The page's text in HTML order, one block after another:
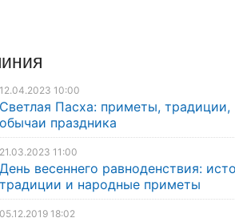
12.04.2023 10:00
Светлая Пасха: приметы, традиции,
обычаи праздника
21.03.2023 11:00
День весеннего равноденствия:
традиции и народные приметы
05.12.2019 18:02